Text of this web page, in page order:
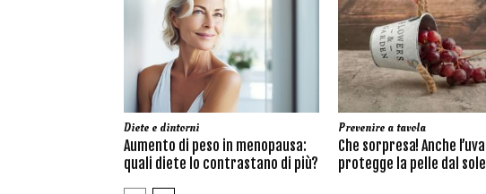
Diete e dintorni
Aumento di peso in menopausa:
quali diete lo contrastano di più?
Prevenire a tavola
Che sorpresa! Anche l’uva
protegge la pelle dal sole